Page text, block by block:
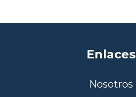
Enlaces
Nosotros